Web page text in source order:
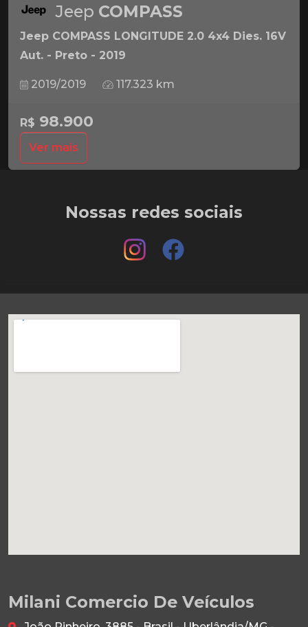
Jeep COMPASS
Jeep COMPASS LONGITUDE 2.0 4x4 Dies. 16V
Aut. - Preto - 2019
2019/2019 117.323 km
R$ 98.900
Ver mais
Nossas redes sociais
Milani Comercio De Veículos